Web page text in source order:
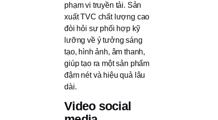
phạm vi truyền tải. Sản
xuất TVC chất lượng cao
đòi hỏi sự phối hợp kỹ
lưỡng về ý tưởng sáng
tạo, hình ảnh, âm thanh,
giúp tạo ra một sản phẩm
đậm nét và hiệu quả lâu
dài.
Video social